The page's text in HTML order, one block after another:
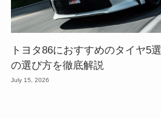
トヨタ86におすすめのタイヤ5
の選び方を徹底解説
July 15, 2026